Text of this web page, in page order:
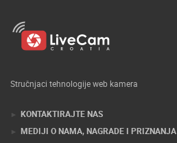
Stručnjaci tehnologije web kamera
KONTAKTIRAJTE NAS
MEDIJI O NAMA, NAGRADE I PRIZNANJA